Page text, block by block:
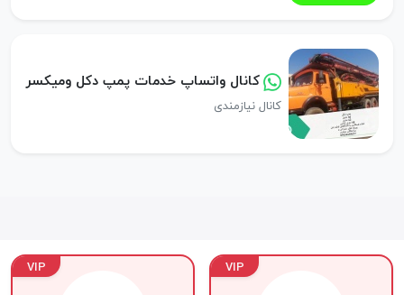
کانال واتساپ خدمات پمپ دکل ومیکسر
کانال نیازمندی
VIP
VIP